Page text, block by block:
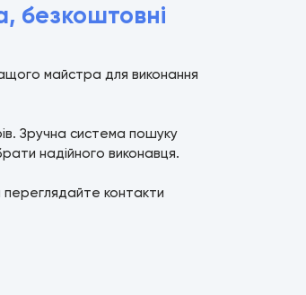
безкоштовні
майстра для виконання
Зручна система пошуку
надійного виконавця.
контакти